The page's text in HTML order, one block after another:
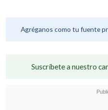
Agréganos como tu fuente
Suscríbete a nuestro